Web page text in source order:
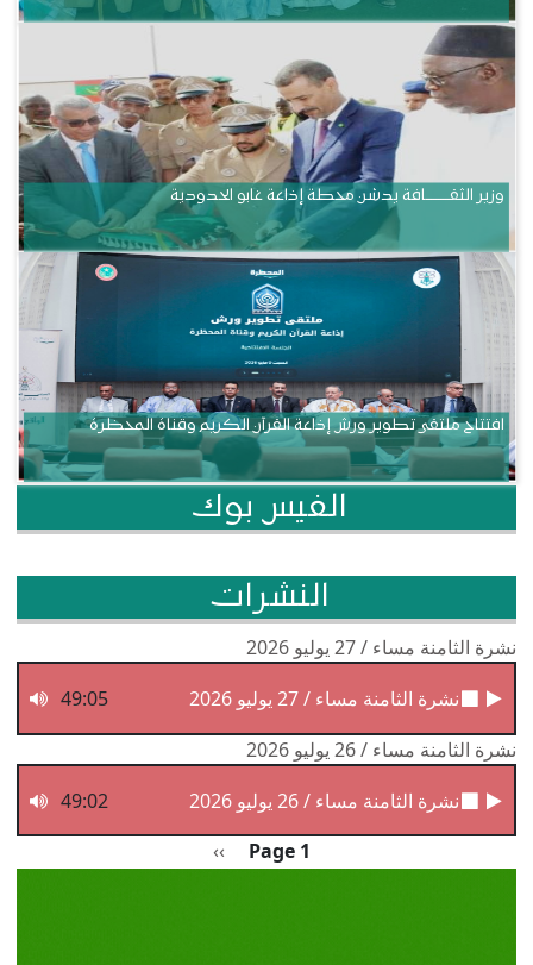
وزير الثقــــــــــافة يدشن محطة إذاعة غابو الحدودية
افتتاح ملتقى تطوير ورش إذاعة القرآن الكريم وقناة المحظرة
الفيس بوك
النشرات
نشرة الثامنة مساء / 27 يوليو 2026
نشرة الثامنة مساء / 27 يوليو 2026
49:05
نشرة الثامنة مساء / 26 يوليو 2026
نشرة الثامنة مساء / 26 يوليو 2026
49:02
Page 1 الصفحة التالية
››